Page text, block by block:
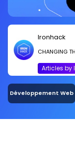
Ironhack
CHANGING
Articles by
Développement Web